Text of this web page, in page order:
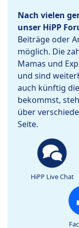
Nach vielen
unser HiPP
Beiträge oder
möglich. Die
Mamas und
und sind
auch künftig
bekommst,
über
Seite.
HiPP Live Chat